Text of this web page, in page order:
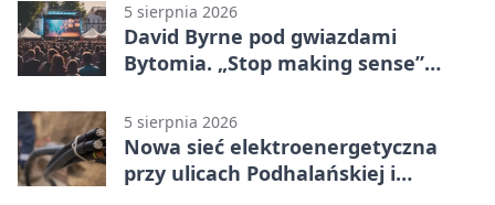
5 sierpnia 2026
David Byrne pod gwiazdami
Bytomia. „Stop making sense”
5 sierpnia 2026
Nowa sieć elektroenergetyczna
przy ulicach Podhalańskiej i